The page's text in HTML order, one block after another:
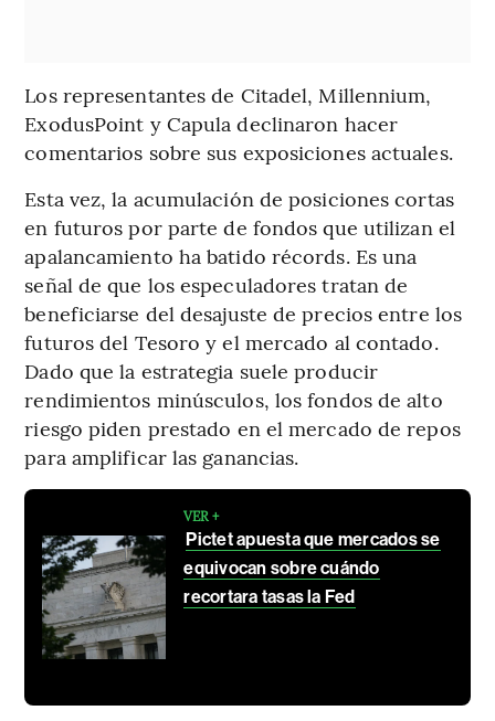
Los representantes de Citadel, Millennium,
ExodusPoint y Capula declinaron hacer
comentarios sobre sus exposiciones actuales.
Esta vez, la acumulación de posiciones cortas
en futuros por parte de fondos que utilizan el
apalancamiento ha batido récords. Es una
señal de que los especuladores tratan de
beneficiarse del desajuste de precios entre los
futuros del Tesoro y el mercado al contado.
Dado que la estrategia suele producir
rendimientos minúsculos, los fondos de alto
riesgo piden prestado en el mercado de repos
para amplificar las ganancias.
VER +
Pictet apuesta que mercados se
equivocan sobre cuándo
recortara tasas la Fed